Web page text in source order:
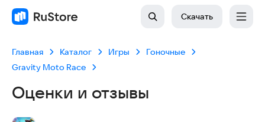
Скачать
Главная Каталог Игры
Гоночные
Gravity Moto Race
Оценки и отзывы